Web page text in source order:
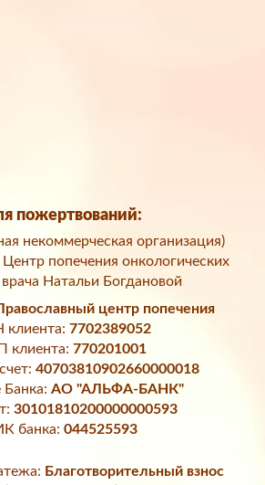
пожертвований:
некоммерческая организация)
попечения онкологических
Натальи Богдановой
центр попечения
клиента: 7702389052
клиента: 770201001
40703810902660000018
Банка: АО "АЛЬФА-БАНК"
30101810200000000593
банка: 044525593
Благотворительный взнос